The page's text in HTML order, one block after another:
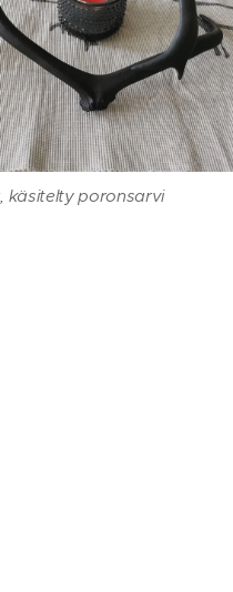
käsitelty poronsarvi
Musta, kuvassa 3 eri sarvea
käsitelty poronsarvi
käsitelty poronsarvi
luonnollisessa värissään
käsitelty poronsarvi
käsitelty poronsarvi
värikäsitelty poronsarvi